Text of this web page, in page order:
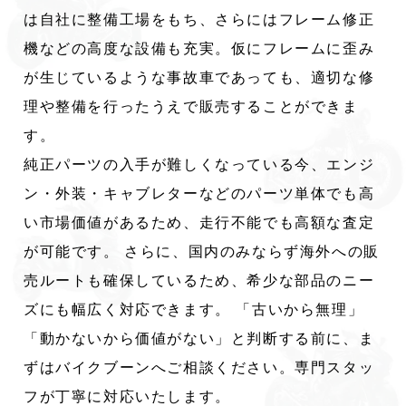
は自社に整備工場をもち、さらにはフレーム修正
機などの高度な設備も充実。仮にフレームに歪み
が生じているような事故車であっても、適切な修
理や整備を行ったうえで販売することができま
す。
純正パーツの入手が難しくなっている今、エンジ
ン・外装・キャブレターなどのパーツ単体でも高
い市場価値があるため、走行不能でも高額な査定
が可能です。 さらに、国内のみならず海外への販
売ルートも確保しているため、希少な部品のニー
ズにも幅広く対応できます。 「古いから無理」
「動かないから価値がない」と判断する前に、ま
ずはバイクブーンへご相談ください。専門スタッ
フが丁寧に対応いたします。